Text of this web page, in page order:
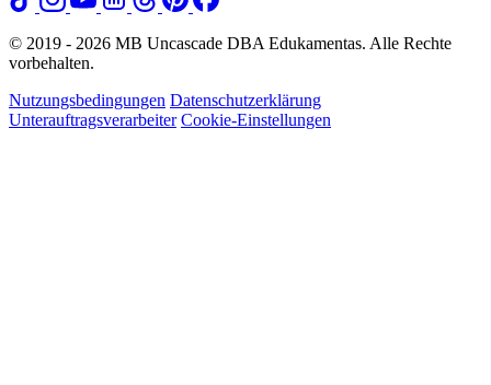
© 2019 - 2026 MB Uncascade DBA Edukamentas. Alle Rechte
vorbehalten.
Nutzungsbedingungen Datenschutzerklärung
Unterauftragsverarbeiter Cookie-Einstellungen